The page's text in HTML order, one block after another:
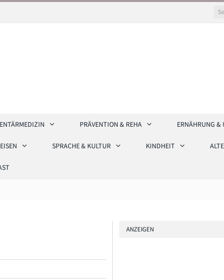
PRÄVENTION & REHA ERNÄHRUNG &
SPRACHE & KULTUR KINDHEIT
ANZEIGEN